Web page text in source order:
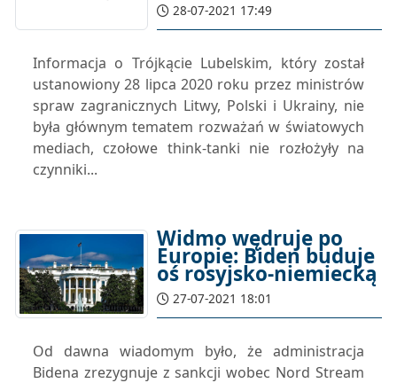
28-07-2021 17:49
Informacja o Trójkącie Lubelskim, który został
ustanowiony 28 lipca 2020 roku przez ministrów
spraw zagranicznych Litwy, Polski i Ukrainy, nie
była głównym tematem rozważań w światowych
mediach, czołowe think-tanki nie rozłożyły na
czynniki...
Widmo wędruje po
Europie: Biden buduje
oś rosyjsko-niemiecką
27-07-2021 18:01
Od dawna wiadomym było, że administracja
Bidena zrezygnuje z sankcji wobec Nord Stream